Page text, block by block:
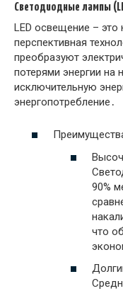
Светодиодные лампы
LED освещение – это
перспективная
преобразуют
потерями энергии на
исключительную
энергопотребление․
90%
что